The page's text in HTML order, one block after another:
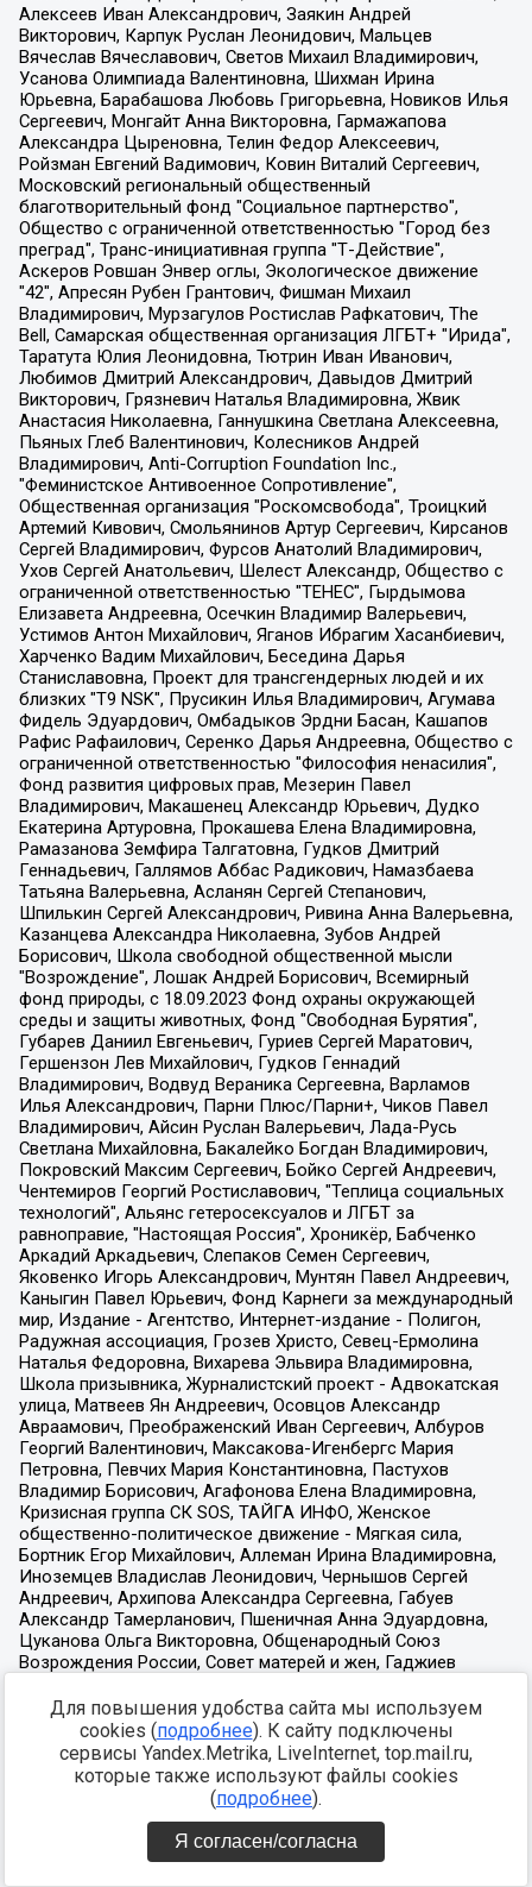
Для повышения удобства сайта мы используем
cookies (подробнее). К сайту подключены
сервисы Yandex.Metrika, LiveInternet, top.mail.ru,
которые также используют файлы cookies
(подробнее).
Я согласен/согласна